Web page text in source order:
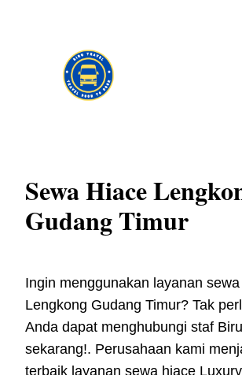
Sewa Hiace
Gudang Timur
Ingin menggunakan layanan
Lengkong Gudang Timur? Tak
Anda dapat menghubungi staf
sekarang!. Perusahaan kami
terbaik layanan sewa hiace